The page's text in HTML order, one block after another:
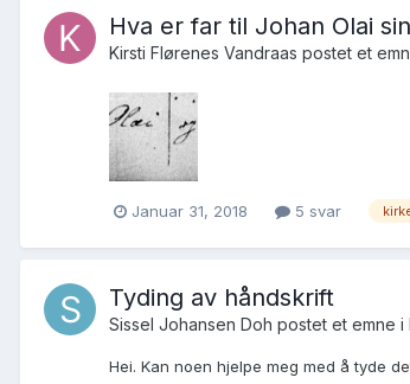
Hva er far til Johan Olai
Kirsti Flørenes Vandraas postet et
Januar 31, 2018 5 svar
Tyding av håndskrift
Sissel Johansen Doh postet et emne i
Hei. Kan noen hjelpe meg med å tyde